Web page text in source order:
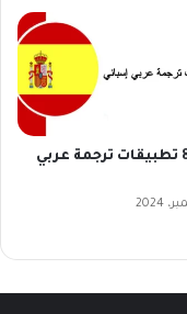
أفضل 8 تطبيقات ترجمة عربي